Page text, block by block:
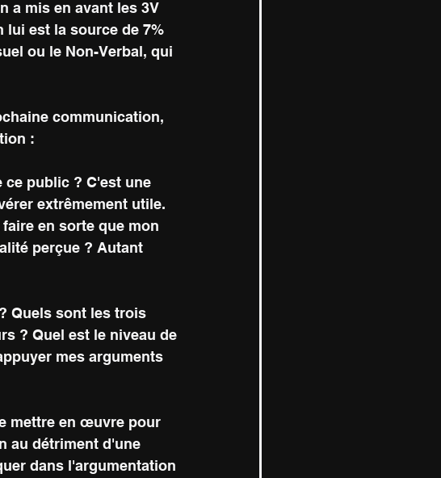
a mis en avant les 3V
lui est la source de 7%
ou le Non-Verbal, qui
communication,
:
ce public ? C'est une
extrêmement utile.
en sorte que mon
perçue ? Autant
Quels sont les trois
? Quel est le niveau de
mes arguments
mettre en œuvre pour
au détriment d'une
dans l'argumentation